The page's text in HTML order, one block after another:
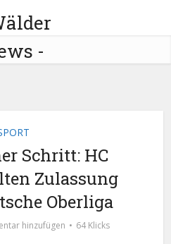
Schritt: HC
Zulassung
Oberliga
hinzufügen 64 Klicks